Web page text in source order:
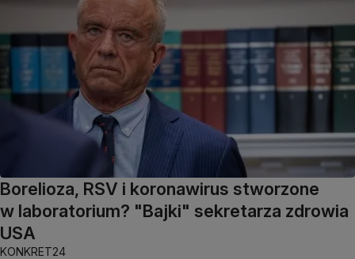
Borelioza, RSV i koronawirus stworzone
w laboratorium? "Bajki" sekretarza zdrowia
USA
KONKRET24